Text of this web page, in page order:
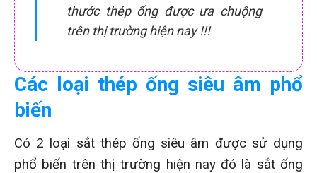
thước thép ống được ưa chuộng
trên thị trường hiện nay !!!
Các loại thép ống siêu âm phổ
biến
Có 2 loại sắt thép ống siêu âm được sử dụng
phổ biến trên thị trường hiện nay đó là sắt ống